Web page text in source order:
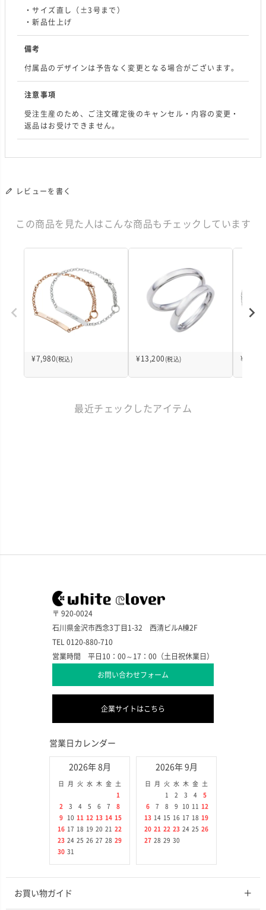
・サイズ直し（±3号まで）
・新品仕上げ
備考
付属品のデザインは予告なく変更となる場合がございます。
注意事項
受注生産のため、ご注文確定後のキャンセル・内容の変更・
返品はお受けできません。
レビューを書く
この商品を見た人はこんな商品もチェックしています
¥7,980 (税込) ¥ 13,200 (税込) ¥
最近チェックしたアイテム
〒 920-0024
石川県金沢市西念3丁目1-32 西清ビルA棟2F
TEL 0120-880-710
営業時間 平日10：00～17：00（土日祝休業日）
お問い合わせフォーム
企業サイトはこちら
営業日カレンダー
2026年 8月
日 月 火 水 木 金
土
1
2
3 4 5 6 7
8
9
10 11 12 13 14 15
16 17 18 19 20 21
22
23 24 25 26 27 28 29
30 31
2026年 9月
日 月 火 水 木 金
土
1
2 3 4
5
6
7 8 9 10 11
12
13 14 15 16 17 18 19
20 21 22 23 24 25 26
27 28 29 30
お買い物ガイド